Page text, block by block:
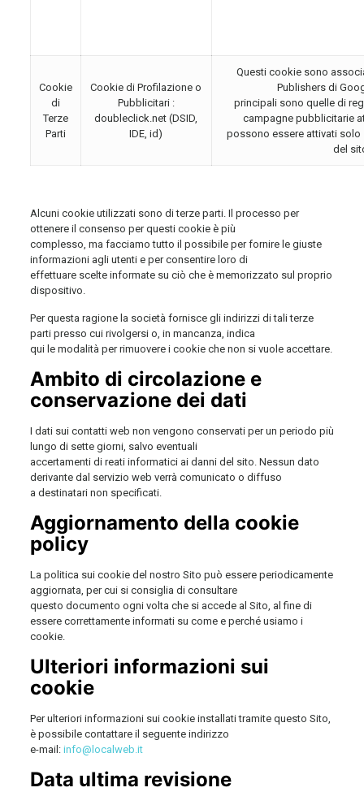
Cookie
di
Terze
Parti
Cookie di Profilazione o
Pubblicitari :
doubleclick.net (DSID,
IDE, id)
Questi cookie sono
Publishers di
principali sono quelle di
campagne pubblicitarie
possono essere attivati solo
del
Alcuni cookie utilizzati sono di terze parti. Il processo per
ottenere il consenso per questi cookie è più
complesso, ma facciamo tutto il possibile per fornire le giuste
informazioni agli utenti e per consentire loro di
effettuare scelte informate su ciò che è memorizzato sul proprio
dispositivo.
Per questa ragione la società fornisce gli indirizzi di tali terze
parti presso cui rivolgersi o, in mancanza, indica
qui le modalità per rimuovere i cookie che non si vuole accettare.
Ambito di circolazione e
conservazione dei dati
I dati sui contatti web non vengono conservati per un periodo più
lungo di sette giorni, salvo eventuali
accertamenti di reati informatici ai danni del sito. Nessun dato
derivante dal servizio web verrà comunicato o diffuso
a destinatari non specificati.
Aggiornamento della cookie
policy
La politica sui cookie del nostro Sito può essere periodicamente
aggiornata, per cui si consiglia di consultare
questo documento ogni volta che si accede al Sito, al fine di
essere correttamente informati su come e perché usiamo i
cookie.
Ulteriori informazioni sui
cookie
Per ulteriori informazioni sui cookie installati tramite questo Sito,
è possibile contattare il seguente indirizzo
e-mail: info@localweb.it
Data ultima revisione